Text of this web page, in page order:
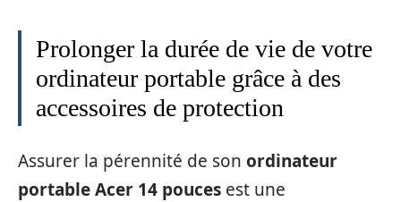
Prolonger la durée de vie de votre
ordinateur portable grâce à des
accessoires de protection
Assurer la pérennité de son ordinateur
portable Acer 14 pouces est une